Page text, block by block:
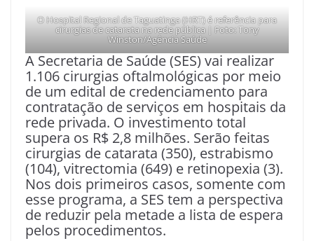
O Hospital Regional de Taguatinga (HRT) é referência para
cirurgias de catarata na rede pública | Foto: Tony
Winston/Agência Saúde
A Secretaria de Saúde (SES) vai realizar
1.106 cirurgias oftalmológicas por meio
de um edital de credenciamento para
contratação de serviços em hospitais da
rede privada. O investimento total
supera os R$ 2,8 milhões. Serão feitas
cirurgias de catarata (350), estrabismo
(104), vitrectomia (649) e retinopexia (3).
Nos dois primeiros casos, somente com
esse programa, a SES tem a perspectiva
de reduzir pela metade a lista de espera
pelos procedimentos.